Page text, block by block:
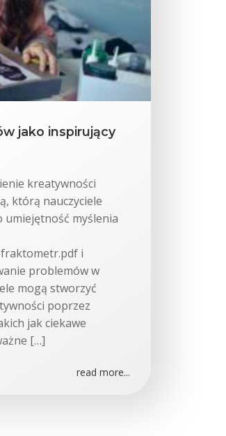
jako inspirujący
kreatywności
którą nauczyciele
umiejętność myślenia
i
problemów w
mogą stworzyć
poprzez
jak ciekawe
[…]
read more...